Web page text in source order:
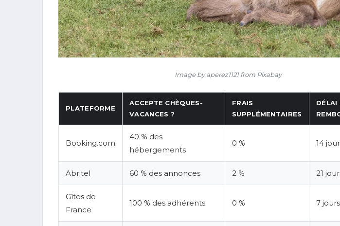
Image by aperez1121 from Pixabay
PLATEFORME
ACCEPTE CHÈQUES-
VACANCES ?
FRAIS
SUPPLÉMENTAIRES
DÉLAI
Booking.com
40 % des
hébergements
0 % 14
Abritel 60 % des annonces 2 % 21
Gîtes de
France
100 % des adhérents 0 % 7